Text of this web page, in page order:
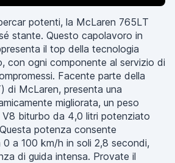
potenti, la McLaren 765LT
stante. Questo capolavoro in
il top della tecnologia
con ogni componente al servizio di
Facente parte della
di McLaren, presenta una
migliorata, un peso
biturbo da 4,0 litri potenziato
potenza consente
0 a 100 km/h in soli 2,8 secondi,
di guida intensa. Provate il